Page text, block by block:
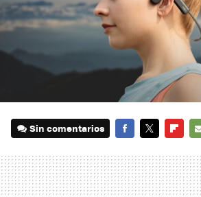
Sin comentarios